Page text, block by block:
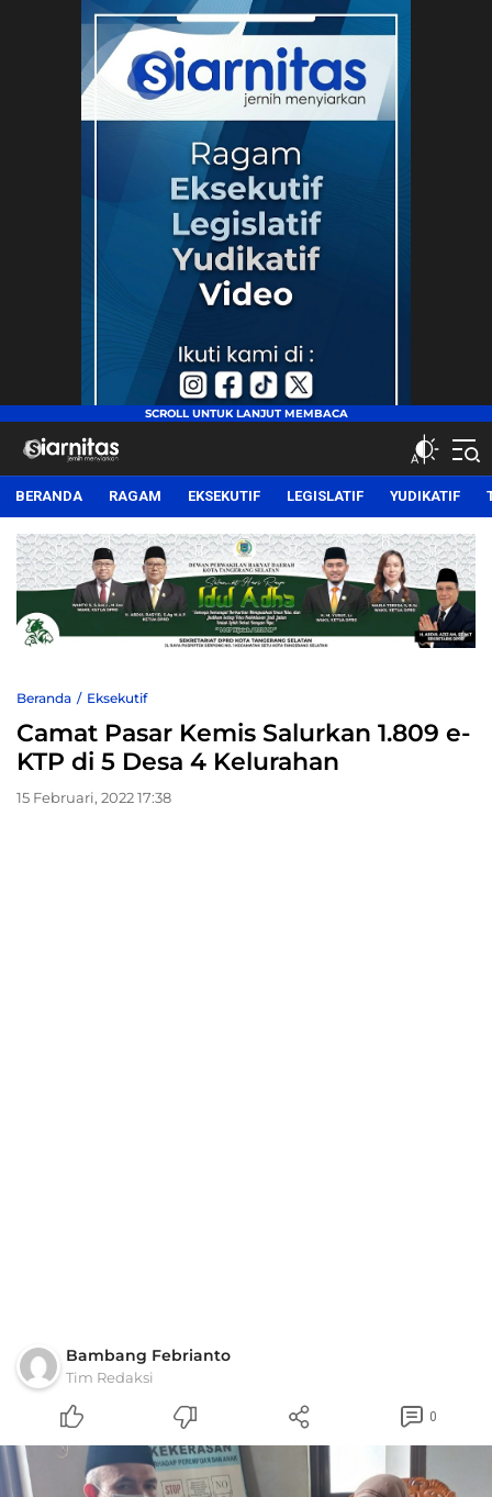
siarnitas
Jernih Menyiarkan
BERANDA RAGAM EKSEKUTIF LEGISLATIF YUDIKATIF
Beranda Eksekutif
Camat Pasar Kemis Salurkan 1.809 e-
KTP di 5 Desa 4 Kelurahan
15 Februari, 2022 17:38
Bambang Febrianto
Tim Redaksi
0